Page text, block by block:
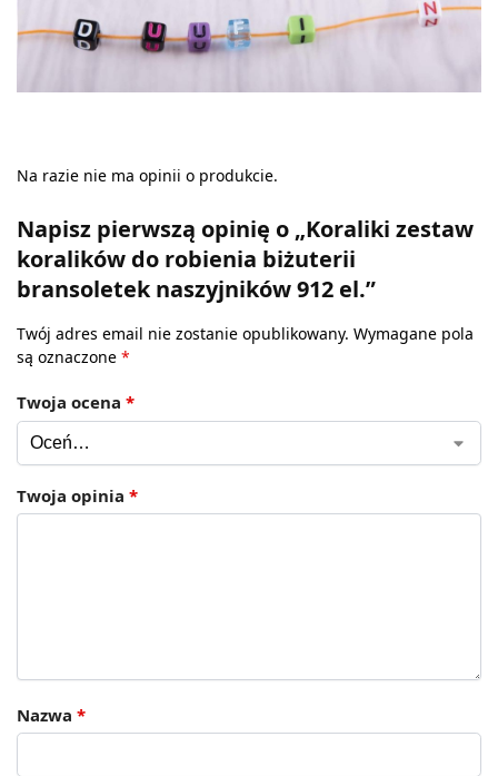
Na razie nie ma opinii o produkcie.
Napisz pierwszą opinię o „Koraliki zestaw
koralików do robienia biżuterii
bransoletek naszyjników 912 el.”
Twój adres email nie zostanie opublikowany. Wymagane pola
są oznaczone *
Twoja ocena *
Twoja opinia *
Nazwa *